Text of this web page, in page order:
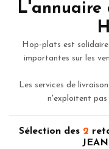
L'annuaire
Hop-plats est
importantes sur les
Les services de
n'exploitent pas
Sélection des 2